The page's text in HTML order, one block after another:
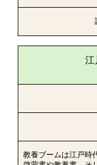
江
教養ブームは江戸時